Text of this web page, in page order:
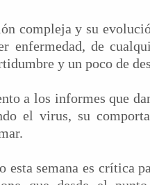
compleja y su
enfermedad, de
y un poco de
a los informes que
el virus, su
esta semana es crítica